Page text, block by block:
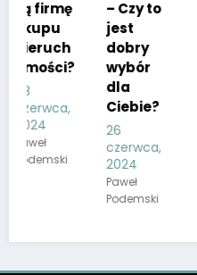
– Czy to
jest
dobry
wybór
dla
Ciebie?
26
czerwca,
2024
omości
musi
mieć
licencję
13
czerwca,
2024
Paweł
Podemski